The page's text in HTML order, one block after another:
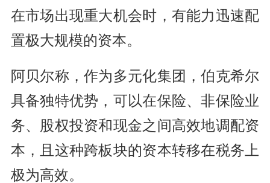
在市场出现重大机会时，有能力迅速配
置极大规模的资本。
阿贝尔称，作为多元化集团，伯克希尔
具备独特优势，可以在保险、非保险业
务、股权投资和现金之间高效地调配资
本，且这种跨板块的资本转移在税务上
极为高效。